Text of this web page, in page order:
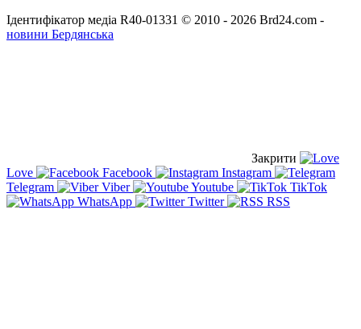
Ідентифікатор медіа R40-01331 © 2010 - 2026 Brd24.com -
новини Бердянська
Закрити
Love
Facebook
Instagram
Telegram
Viber Youtube
TikTok
WhatsApp
Twitter RSS